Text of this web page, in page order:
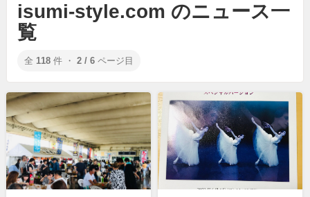
isumi-style.com のニュース一
覧
全 118 件 ・ 2 / 6 ページ目